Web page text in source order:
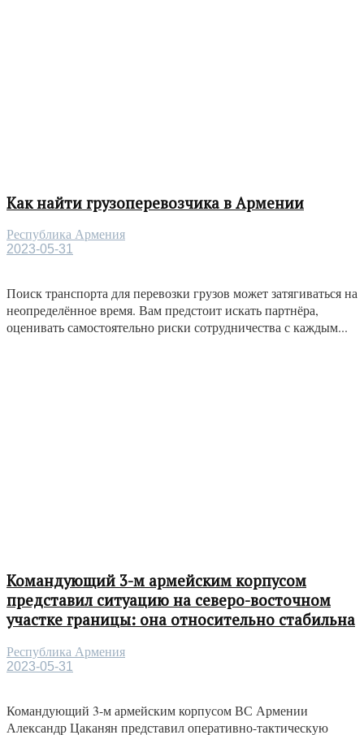
Как найти грузоперевозчика в Армении
Республика Армения
2023-05-31
Поиск транспорта для перевозки грузов может затягиваться на
неопределённое время. Вам предстоит искать партнёра,
оценивать самостоятельно риски сотрудничества с каждым...
Командующий 3-м армейским корпусом
представил ситуацию на северо-восточном
участке границы: она относительно стабильна
Республика Армения
2023-05-31
Командующий 3-м армейским корпусом ВС Армении
Александр Цаканян представил оперативно-тактическую